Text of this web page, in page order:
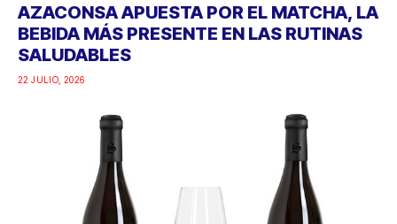
AZACONSA APUESTA POR EL MATCHA, LA
BEBIDA MÁS PRESENTE EN LAS RUTINAS
SALUDABLES
22 JULIO, 2026